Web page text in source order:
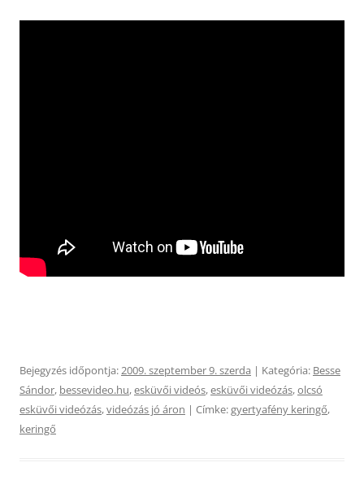
Bejegyzés időpontja:2009. szeptember 9. szerda | Kategória: Besse
Sándor, bessevideo.hu,esküvői videós,esküvői videózás,olcsó
esküvői videózás,videózás jó áron | Címke:gyertyafény keringő,
keringő